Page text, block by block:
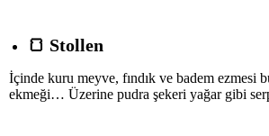
🍞 Stollen
İçinde kuru meyve, fındık ve badem ezmesi
ekmeği… Üzerine pudra şekeri yağar gibi